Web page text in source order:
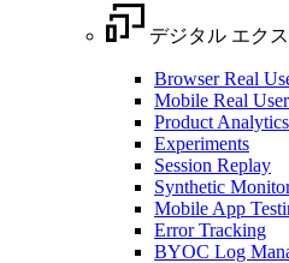
デジタル エク
Browser Real
Mobile Real
Product Analytics
Experiments
Session Replay
Synthetic
Mobile App
Error Tracking
BYOC Log